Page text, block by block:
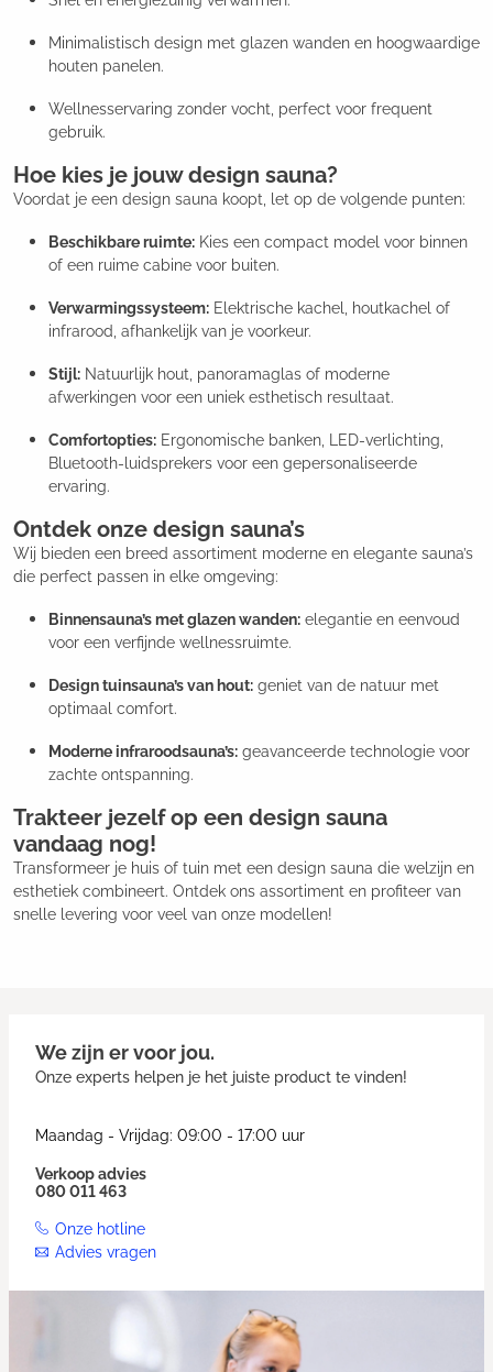
Minimalistisch design met glazen wanden en hoogwaardige
houten panelen.
Wellnesservaring zonder vocht, perfect voor frequent
gebruik.
Hoe kies je jouw design sauna?
Voordat je een design sauna koopt, let op de volgende punten:
Beschikbare ruimte: Kies een compact model voor binnen
of een ruime cabine voor buiten.
Verwarmingssysteem: Elektrische kachel, houtkachel of
infrarood, afhankelijk van je voorkeur.
Stijl: Natuurlijk hout, panoramaglas of moderne
afwerkingen voor een uniek esthetisch resultaat.
Comfortopties: Ergonomische banken, LED-verlichting,
Bluetooth-luidsprekers voor een gepersonaliseerde
ervaring.
Ontdek onze design sauna’s
Wij bieden een breed assortiment moderne en elegante sauna’s
die perfect passen in elke omgeving:
Binnensauna’s met glazen wanden: elegantie en eenvoud
voor een verfijnde wellnessruimte.
Design tuinsauna’s van hout: geniet van de natuur met
optimaal comfort.
Moderne infraroodsauna’s: geavanceerde technologie voor
zachte ontspanning.
Trakteer jezelf op een design sauna
vandaag nog!
Transformeer je huis of tuin met een design sauna die welzijn en
esthetiek combineert. Ontdek ons assortiment en profiteer van
snelle levering voor veel van onze modellen!
We zijn er voor jou.
Onze experts helpen je het juiste product te vinden!
Maandag - Vrijdag: 09:00 - 17:00 uur
Verkoop advies
080 011 463
Onze hotline
Advies vragen